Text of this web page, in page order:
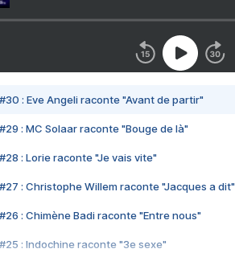
#30 : Eve Angeli raconte "Avant de partir"
#29 : MC Solaar raconte "Bouge de là"
#28 : Lorie raconte "Je vais vite"
#27 : Christophe Willem raconte "Jacques a dit"
#26 : Chimène Badi raconte "Entre nous"
#25 : Indochine raconte "3e sexe"